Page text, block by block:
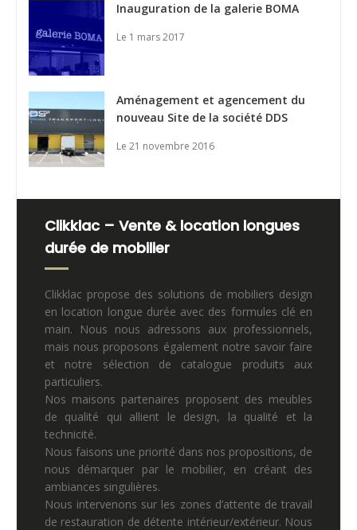
Inauguration de la galerie BOMA
Le 1 mars 2017
Aménagement et agencement du
nouveau Site de la société DDS
Le 21 novembre 2016
Clikklac – Vente & location longues
durée de mobilier
Clikklac propose des solutions de mobiliers design
en location longue durée avec des formules clé en
main. Nous nous adressons aux professionnels,
mais nous proposons également notre savoir faire
et notre sélection de catalogue produits aux
particuliers.
Nos maisons partenaires proposent des meubles
de qualité qui allient le design, la qualité et la
technicité.
Nous faisons une priorité dans nos propositions, de
nous démarquer par le mobilier, en créant des
ambiances singulières.
Nous intervenons sur les zones d’attente de travail
de restauration de détente intérieur/extérieur. Nous